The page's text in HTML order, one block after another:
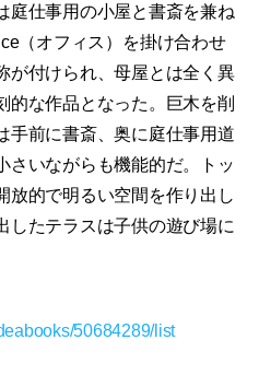
庭仕事用の小屋と書斎を兼ね
（オフィス）を掛け合わせ
が付けられ、母屋とは全く異
的な作品となった。巨木を削
手前に書斎、奥に庭仕事用道
さいながらも機能的だ。トッ
放的で明るい空間を作り出し
したテラスは子供の遊び場に
50684289/list